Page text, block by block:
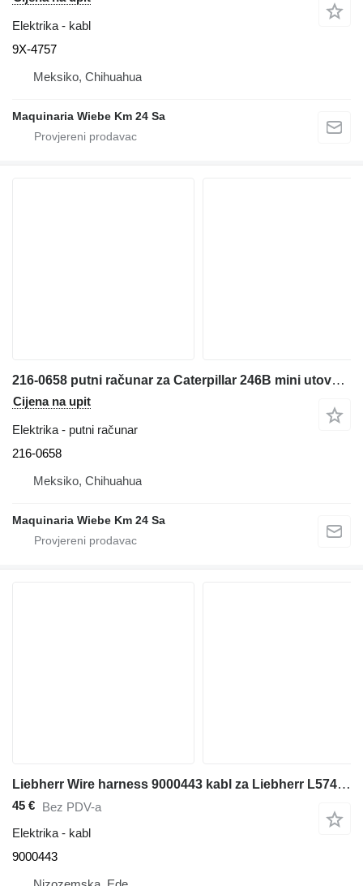
Elektrika - kabl
9X-4757
Meksiko, Chihuahua
Maquinaria Wiebe Km 24 Sa
216-0658 putni računar za Caterpillar 246B mini utovarivača
Cijena na upit
Elektrika - putni računar
216-0658
Meksiko, Chihuahua
Maquinaria Wiebe Km 24 Sa
Liebherr Wire harness 9000443 kabl za Liebherr L574 / L580 / L564 / L506 / L524 prednjeg utovarivača
45 € Bez PDV-a
Elektrika - kabl
9000443